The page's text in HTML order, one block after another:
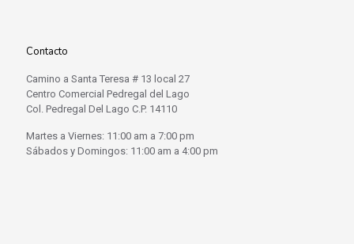
Contacto
Camino a Santa Teresa # 13 local 27
Centro Comercial Pedregal del Lago
Col. Pedregal Del Lago C.P. 14110
Martes a Viernes: 11:00 am a 7:00 pm
Sábados y Domingos: 11:00 am a 4:00 pm